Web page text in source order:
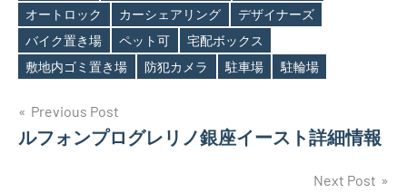
Tags
オートロック
カーシェアリング
デザイナーズ
バイク置き場
ペット可
宅配ボックス
敷地内ゴミ置き場
防犯カメラ 駐車場 駐輪場
投
稿
Previous Post
ルフォンプログレリノ銀座イースト詳細情報
Next Post